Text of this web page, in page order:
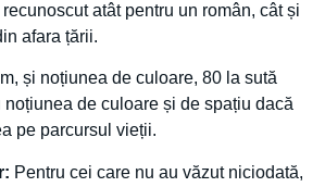
atât pentru un român, cât și
afara țării.
și noțiunea de culoare, 80 la sută
de culoare și de spațiu dacă
pe parcursul vieții.
Pentru cei care nu au văzut niciodată,